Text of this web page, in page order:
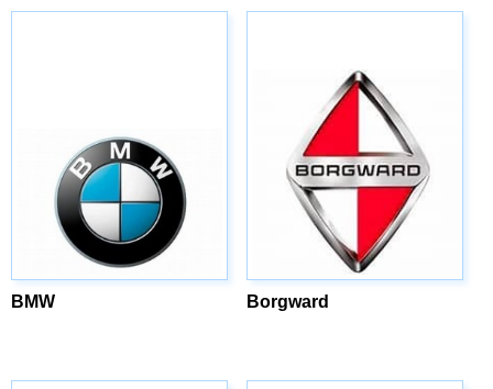
BMW Borgward